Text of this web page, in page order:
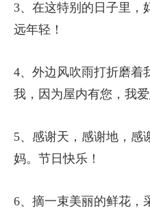
3、在这特别的日子里，
远年轻！
4、外边风吹雨打折磨着
我，因为屋内有您，我
5、感谢天，感谢地，感
妈。节日快乐！
6、摘一束美丽的鲜花，